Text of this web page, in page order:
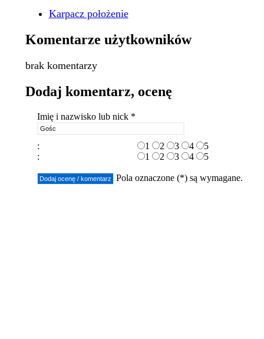
Karpacz położenie
Komentarze użytkowników
brak komentarzy
Dodaj komentarz, ocenę
Imię i nazwisko lub nick *
: 1 2 3 4
5
:
1 2 3 4 5
Pola oznaczone (*) są wymagane.